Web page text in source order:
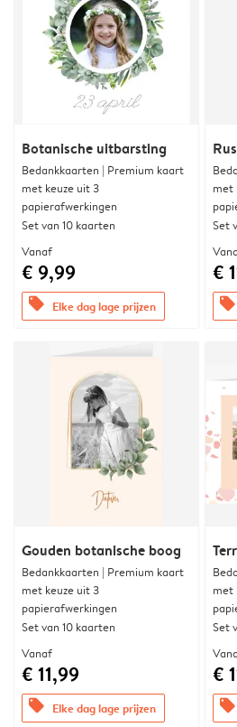
Botanische uitbarsting
Bedankkaarten | Premium kaart
met keuze uit 3
papierafwerkingen
Set van 10 kaarten
Vanaf
€ 9,99
offers Elke dag lage prijzen
met
Set
€
offers
Gouden botanische boog
Bedankkaarten | Premium kaart
met keuze uit 3
papierafwerkingen
Set van 10 kaarten
Vanaf
€ 11,99
offers Elke dag lage prijzen
met
Set
€
offers